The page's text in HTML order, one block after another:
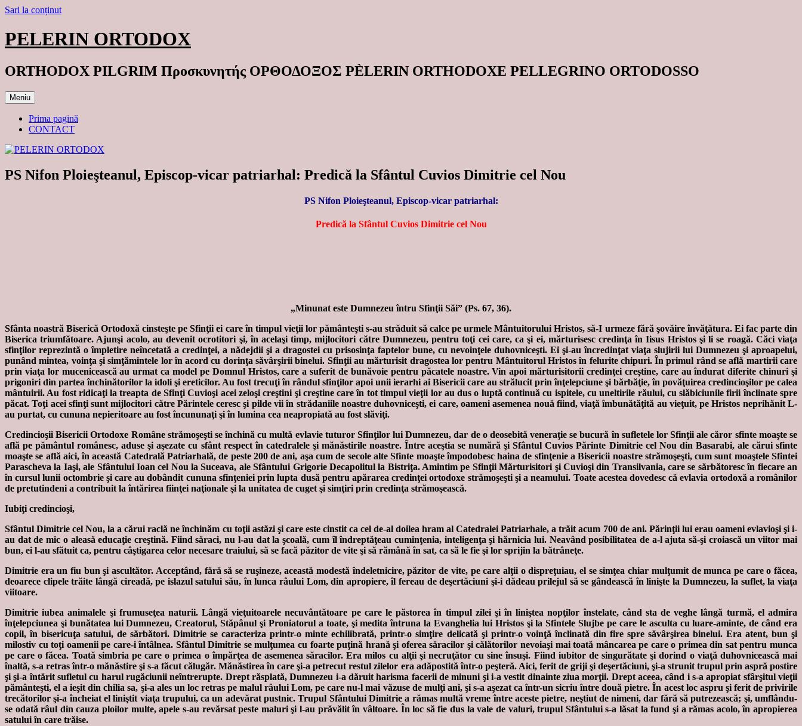
Sari la conținut
PELERIN ORTODOX
ORTHODOX PILGRIM Προσκυνητής ΟΡΘΟΔΟΞΟΣ PÈLERIN ORTHODOXE PELLEGRINO ORTODOSSO
Meniu
Prima pagină
CONTACT
PS Nifon Ploieşteanul, Episcop-vicar patriarhal: Predică la Sfântul Cuvios Dimitrie cel Nou
PS Nifon Ploieşteanul, Episcop-vicar patriarhal:
Predică la Sfântul Cuvios Dimitrie cel Nou
„Minunat este Dumnezeu întru Sfinţii Săi” (Ps. 67, 36).
Sfânta noastră Biserică Ortodoxă cinsteşte pe Sfinţii ei care în timpul vieţii lor pământeşti s-au străduit să calce pe urmele Mântuitorului Hristos, să-I urmeze fără şovăire învăţătura. Ei fac parte din
Biserica triumfătoare. Ajunşi acolo, au devenit ocrotitori şi, în acelaşi timp, mijlocitori către Dumnezeu, pentru toţi cei care, ca şi ei, mărturisesc credinţa în Iisus Hristos şi li se roagă. Căci viaţa
sfinţilor reprezintă o împletire neîncetată a credinţei, a nădejdii şi a dragostei cu prisosinţa faptelor bune, cu nevoinţele duhovniceşti. Ei şi-au încredinţat viaţa slujirii lui Dumnezeu şi aproapelui,
punând mintea, voinţa şi simţămintele lor în acord cu dorinţa săvârşirii binelui. Sfinţii au mărturisit dragostea lor pentru Mântuitorul Hristos în felurite chipuri. În primul rând se află martirii care
prin viaţa lor mucenicească au urmat ca model pe Domnul Hristos, care a suferit de bunăvoie pentru păcatele noastre. Vin apoi mărturisitorii credinţei creştine, care au îndurat diferite chinuri şi
prigoniri din partea închinătorilor la idoli şi ereticilor. Au fost trecuţi în rândul sfinţilor apoi unii ierarhi ai Bisericii care au strălucit prin înţelepciune şi bărbăţie, în povăţuirea credincioşilor pe calea
mântuirii. Au fost ridicaţi la treapta de Sfinţi Cuvioşi acei zeloşi creştini şi creştine care în tot timpul vieţii lor au dus o luptă continuă cu ispitele, cu uneltirile răului, cu slăbiciunile firii înclinate spre
păcat. Toţi acei sfinţi sunt mijlocitori către Părintele ceresc şi pilde vii în strădaniile noastre duhovniceşti, ei care, oameni asemenea nouă fiind, viaţă îmbunătăţită au vieţuit, pe Hristos neprihănit L-
au purtat, cu cununa nepieritoare au fost încununaţi şi în lumina cea neapropiată au fost slăviţi.
Credincioşii Bisericii Ortodoxe Române strămoşeşti se închină cu multă evlavie tuturor Sfinţilor lui Dumnezeu, dar de o deosebită veneraţie se bucură în sufletele lor Sfinţii ale căror sfinte moaşte se
află pe pământul românesc, aduse şi aşezate cu sfânt respect în catedralele şi mănăstirile noastre. Între aceştia se numără şi Sfântul Cuvios Părinte Dimitrie cel Nou din Basarabi, ale cărui sfinte
moaşte se află aici, în această Catedrală Patriarhală, de peste 200 de ani, aşa cum de secole alte Sfinte moaşte împodobesc haina de sfinţenie a Bisericii noastre strămoşeşti, cum sunt moaştele Sfintei
Parascheva la Iaşi, ale Sfântului Ioan cel Nou la Suceava, ale Sfântului Grigorie Decapolitul la Bistriţa. Amintim pe Sfinţii Mărturisitori şi Cuvioşi din Transilvania, care se sărbătoresc în fiecare an
în cursul lunii octombrie şi care au dobândit cununa sfinţeniei prin lupta dusă pentru apărarea credinţei ortodoxe strămoşeşti şi a neamului. Toate acestea dovedesc că evlavia ortodoxă a românilor
de pretutindeni a contribuit la întărirea fiinţei naţionale şi la unitatea de cuget şi simţiri prin credinţa strămoşească.
Iubiţi credincioşi,
Sfântul Dimitrie cel Nou, la a cărui raclă ne închinăm cu toţii astăzi şi care este cinstit ca cel de-al doilea hram al Catedralei Patriarhale, a trăit acum 700 de ani. Părinţii lui erau oameni evlavioşi şi i-
au dat de mic o aleasă educaţie creştină. Fiind săraci, nu l-au dat la şcoală, cum îl îndreptăţeau cuminţenia, inteligenţa şi hărnicia lui. Neavând posibilitatea de a-l ajuta să-şi croiască un viitor mai
bun, ei l-au sfătuit ca, pentru câştigarea celor necesare traiului, să se facă păzitor de vite şi să rămână în sat, ca să le fie şi lor sprijin la bătrâneţe.
Dimitrie era un fiu bun şi ascultător. Acceptând, fără să se ruşineze, această modestă îndeletnicire, păzitor de vite, pe care alţii o dispreţuiau, el se simţea chiar mulţumit de munca pe care o făcea,
deoarece clipele trăite lângă cireadă, pe islazul satului său, în lunca râului Lom, din apropiere, îl fereau de deşertăciuni şi-i dădeau prilejul să se gândească în linişte la Dumnezeu, la suflet, la viaţa
viitoare.
Dimitrie iubea animalele şi frumuseţea naturii. Lângă vieţuitoarele necuvântătoare pe care le păstorea în timpul zilei şi în liniştea nopţilor înstelate, când sta de veghe lângă turmă, el admira
înţelepciunea şi bunătatea lui Dumnezeu, Creatorul, Stăpânul şi Proniatorul a toate, şi medita întruna la Evanghelia lui Hristos şi la Sfintele Slujbe pe care le asculta cu luare-aminte, de când era
copil, în bisericuţa satului, de sărbători. Dimitrie se caracteriza printr-o minte echilibrată, printr-o simţire delicată şi printr-o voinţă înclinată din fire spre săvârşirea binelui. Era atent, bun şi
milostiv cu toţi oamenii pe care-i întâlnea. Sfântul Dimitrie se mulţumea cu foarte puţină hrană şi oferea săracilor şi călătorilor nevoiaşi mai toată mâncarea pe care o primea din sat pentru munca
pe care o făcea. Toată simbria pe care o primea o împărţea de asemenea săracilor. Era milos cu alţii şi necruţător cu sine însuşi. Fiind iubitor de singurătate şi dorind o viaţă duhovnicească mai
înaltă, s-a retras într-o mănăstire şi s-a făcut călugăr. Mănăstirea în care şi-a petrecut restul zilelor era adăpostită într-o peşteră. Aici, ferit de griji şi deşertăciuni, şi-a strunit trupul prin aspră postire
şi şi-a întărit sufletul cu harul rugăciunii neîntrerupte. Drept răsplată, Dumnezeu i-a dăruit harisma facerii de minuni şi i-a vestit dinainte ziua morţii. Drept aceea, când i s-a apropiat sfârşitul vieţii
pământeşti, el a ieşit din chilia sa, şi-a ales un loc retras pe malul râului Lom, pe care nu-l mai văzuse de mulţi ani, şi s-a aşezat ca într-un sicriu între două pietre. În acest loc aspru şi ferit de privirile
trecătorilor şi-a încheiat el liniştit viaţa trupului, ca un adevărat pustnic. Trupul Sfântului Dimitrie a rămas multă vreme între aceste pietre, neştiut de nimeni, dar fără să putrezească; şi, umflându-
se odată râul din cauza ploilor multe, apele s-au revărsat peste maluri şi l-au prăvălit în vâltoare. În loc să fie dus la vale de valuri, trupul Sfântului s-a lăsat la fund şi a rămas acolo, în apropierea
satului în care trăise.